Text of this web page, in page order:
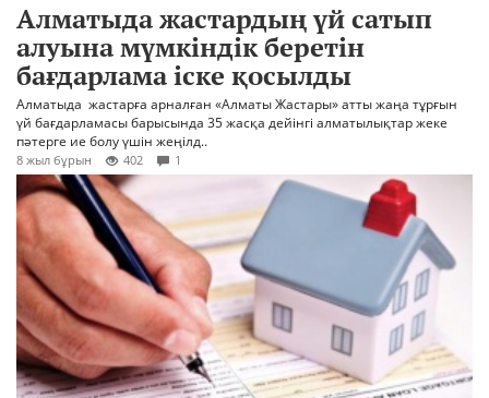
Алматыда жастардың үй сатып
алуына мүмкіндік беретін
бағдарлама іске қосылды
Алматыда жастарға арналған «Алматы Жастары» атты жаңа тұрғын
үй бағдарламасы барысында 35 жасқа дейінгі алматылықтар жеке
пәтерге ие болу үшін жеңілд..
8 жыл бұрын 402 1